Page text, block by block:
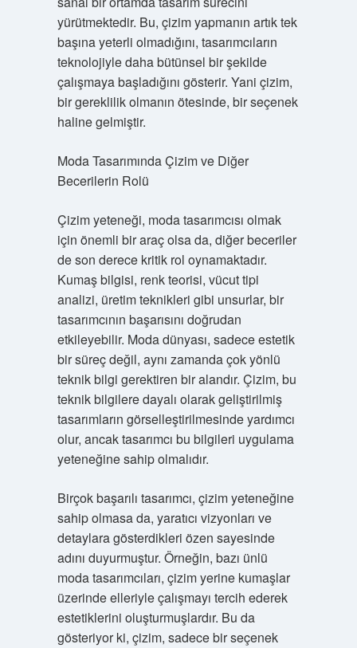
yürütmektedir. Bu, çizim yapmanın artık tek
başına yeterli olmadığını, tasarımcıların
teknolojiyle daha bütünsel bir şekilde
çalışmaya başladığını gösterir. Yani çizim,
bir gereklilik olmanın ötesinde, bir seçenek
haline gelmiştir.
Moda Tasarımında Çizim ve Diğer
Becerilerin Rolü
Çizim yeteneği, moda tasarımcısı olmak
için önemli bir araç olsa da, diğer beceriler
de son derece kritik rol oynamaktadır.
Kumaş bilgisi, renk teorisi, vücut tipi
analizi, üretim teknikleri gibi unsurlar, bir
tasarımcının başarısını doğrudan
etkileyebilir. Moda dünyası, sadece estetik
bir süreç değil, aynı zamanda çok yönlü
teknik bilgi gerektiren bir alandır. Çizim, bu
teknik bilgilere dayalı olarak geliştirilmiş
tasarımların görselleştirilmesinde yardımcı
olur, ancak tasarımcı bu bilgileri uygulama
yeteneğine sahip olmalıdır.
Birçok başarılı tasarımcı, çizim yeteneğine
sahip olmasa da, yaratıcı vizyonları ve
detaylara gösterdikleri özen sayesinde
adını duyurmuştur. Örneğin, bazı ünlü
moda tasarımcıları, çizim yerine kumaşlar
üzerinde elleriyle çalışmayı tercih ederek
estetiklerini oluşturmuşlardır. Bu da
gösteriyor ki, çizim, sadece bir seçenek